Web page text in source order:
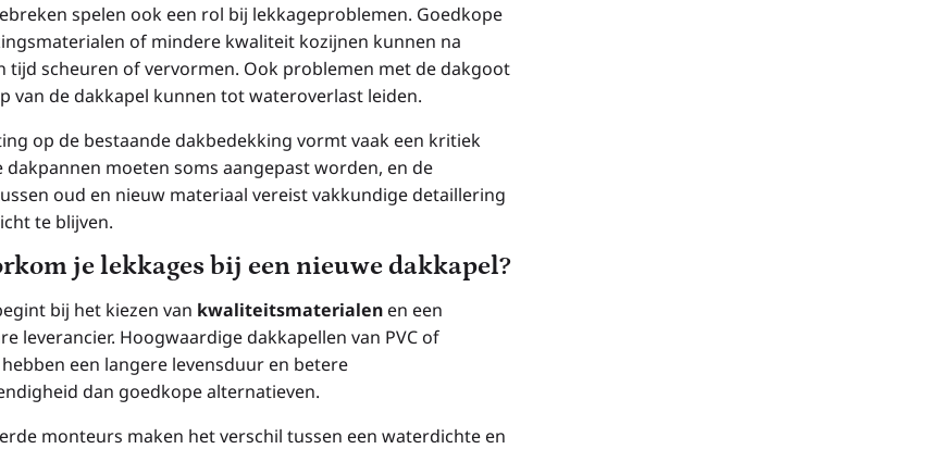
spelen ook een rol bij lekkageproblemen. Goedkope
of mindere kwaliteit kozijnen kunnen na
tijd scheuren of vervormen. Ook problemen met de dakgoot
van de dakkapel kunnen tot wateroverlast leiden.
op de bestaande dakbedekking vormt vaak een kritiek
dakpannen moeten soms aangepast worden, en de
oud en nieuw materiaal vereist vakkundige detaillering
te blijven.
je lekkages bij een nieuwe dakkapel?
bij het kiezen van kwaliteitsmaterialen en een
leverancier. Hoogwaardige dakkapellen van PVC of
een langere levensduur en betere
dan goedkope alternatieven.
monteurs maken het verschil tussen een waterdichte en